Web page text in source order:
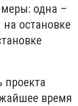
одна –
остановке
проекта
время